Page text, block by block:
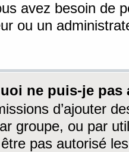
avez besoin de
ou un
ne puis-je
d’ajouter
groupe, ou par
être pas autorisé